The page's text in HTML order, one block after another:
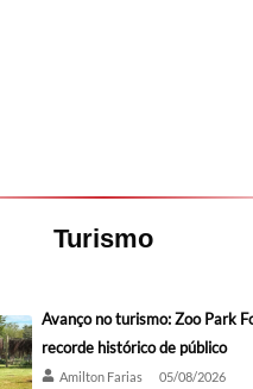
Turismo
Avanço no turismo: Zoo Park
recorde histórico de público
Amilton Farias 05/08/2026